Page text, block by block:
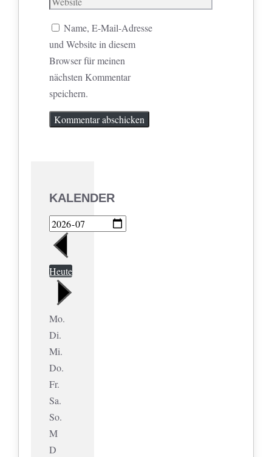
Name, E-Mail-Adresse
und Website in diesem
Browser für meinen
nächsten Kommentar
speichern.
KALENDER
Heute
Mo.
Di.
Mi.
Do.
Fr.
Sa.
So.
M
D